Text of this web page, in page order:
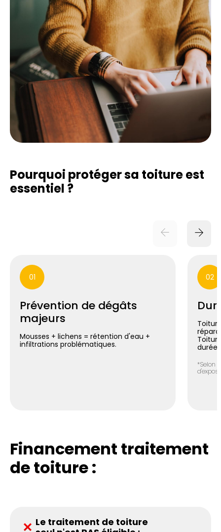
Pourquoi protéger sa toiture est
essentiel ?
01
Prévention de dégâts
majeurs
Mousses + lichens = rétention d'eau +
infiltrations problématiques.
02
*Selon
Financement traitement
de toiture :
Le traitement de toiture